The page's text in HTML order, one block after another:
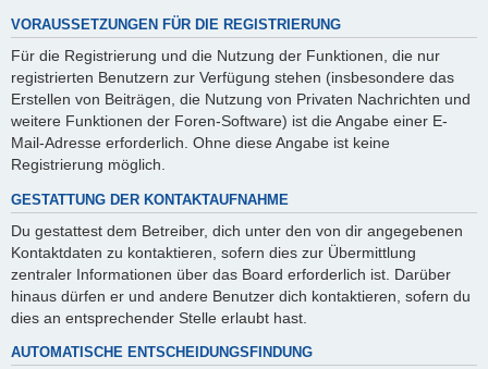
VORAUSSETZUNGEN FÜR DIE REGISTRIERUNG
Für die Registrierung und die Nutzung der Funktionen, die nur
registrierten Benutzern zur Verfügung stehen (insbesondere das
Erstellen von Beiträgen, die Nutzung von Privaten Nachrichten und
weitere Funktionen der Foren-Software) ist die Angabe einer E-
Mail-Adresse erforderlich. Ohne diese Angabe ist keine
Registrierung möglich.
GESTATTUNG DER KONTAKTAUFNAHME
Du gestattest dem Betreiber, dich unter den von dir angegebenen
Kontaktdaten zu kontaktieren, sofern dies zur Übermittlung
zentraler Informationen über das Board erforderlich ist. Darüber
hinaus dürfen er und andere Benutzer dich kontaktieren, sofern du
dies an entsprechender Stelle erlaubt hast.
AUTOMATISCHE ENTSCHEIDUNGSFINDUNG